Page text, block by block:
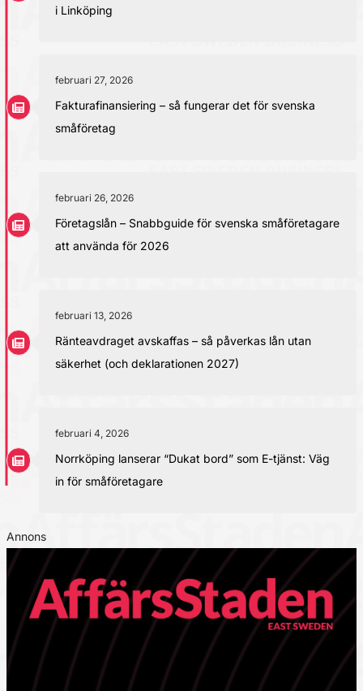
i Linköping
februari 27, 2026
Fakturafinansiering – så fungerar det för svenska
småföretag
februari 26, 2026
Företagslån – Snabbguide för svenska småföretagare
att använda för 2026
februari 13, 2026
Ränteavdraget avskaffas – så påverkas lån utan
säkerhet (och deklarationen 2027)
februari 4, 2026
Norrköping lanserar “Dukat bord” som E-tjänst: Väg
in för småföretagare
Annons